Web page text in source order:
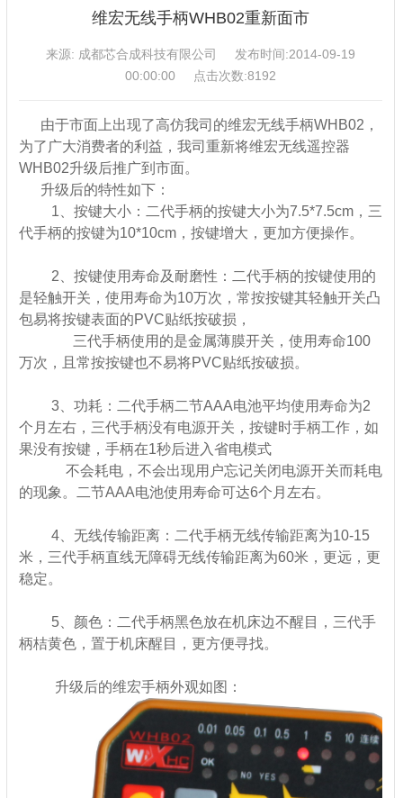
维宏无线手柄WHB02重新面市
来源: 成都芯合成科技有限公司 发布时间:2014-09-19
00:00:00 点击次数:8192
由于市面上出现了高仿我司的维宏无线手柄WHB02，
为了广大消费者的利益，我司重新将维宏无线遥控器
WHB02升级后推广到市面。
升级后的特性如下：
1、按键大小：二代手柄的按键大小为7.5*7.5cm，三
代手柄的按键为10*10cm，按键增大，更加方便操作。
2、按键使用寿命及耐磨性：二代手柄的按键使用的
是轻触开关，使用寿命为10万次，常按按键其轻触开关凸
包易将按键表面的PVC贴纸按破损，
三代手柄使用的是金属薄膜开关，使用寿命100
万次，且常按按键也不易将PVC贴纸按破损。
3、功耗：二代手柄二节AAA电池平均使用寿命为2
个月左右，三代手柄没有电源开关，按键时手柄工作，如
果没有按键，手柄在1秒后进入省电模式
不会耗电，不会出现用户忘记关闭电源开关而耗电
的现象。二节AAA电池使用寿命可达6个月左右。
4、无线传输距离：二代手柄无线传输距离为10-15
米，三代手柄直线无障碍无线传输距离为60米，更远，更
稳定。
5、颜色：二代手柄黑色放在机床边不醒目，三代手
柄桔黄色，置于机床醒目，更方便寻找。
升级后的维宏手柄外观如图：